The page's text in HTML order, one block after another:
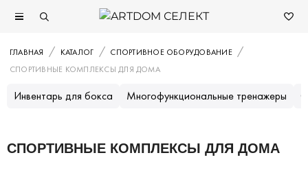
ГЛАВНАЯ КАТАЛОГ
СПОРТИВНОЕ ОБОРУДОВАНИЕ
СПОРТИВНЫЕ КОМПЛЕКСЫ ДЛЯ ДОМА
Инвентарь для бокса Многофункциональные тренажеры
СПОРТИВНЫЕ КОМПЛЕКСЫ ДЛЯ ДОМА